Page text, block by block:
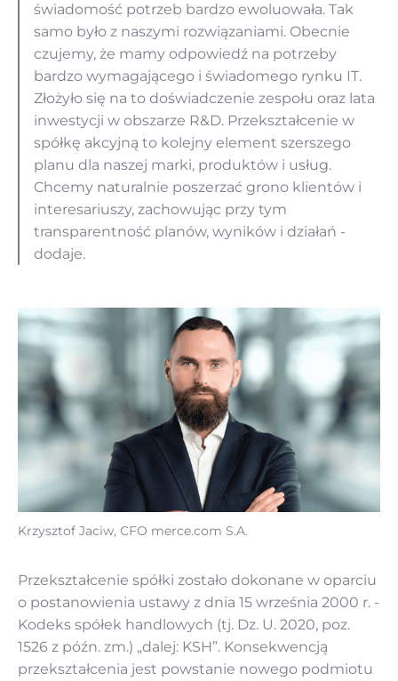
świadomość potrzeb bardzo ewoluowała. Tak
samo było z naszymi rozwiązaniami. Obecnie
czujemy, że mamy odpowiedź na potrzeby
bardzo wymagającego i świadomego rynku IT.
Złożyło się na to doświadczenie zespołu oraz lata
inwestycji w obszarze R&D. Przekształcenie w
spółkę akcyjną to kolejny element szerszego
planu dla naszej marki, produktów i usług.
Chcemy naturalnie poszerzać grono klientów i
interesariuszy, zachowując przy tym
transparentność planów, wyników i działań -
dodaje.
Krzysztof Jaciw, CFO merce.com S.A.
Przekształcenie spółki zostało dokonane w oparciu
o postanowienia ustawy z dnia 15 września 2000 r. -
Kodeks spółek handlowych (tj. Dz. U. 2020, poz.
1526 z późn. zm.) „dalej: KSH”. Konsekwencją
przekształcenia jest powstanie nowego podmiotu